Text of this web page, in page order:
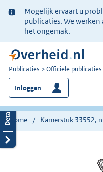
Ter
informatie:
Mogelijk ervaart u
publicaties. We werken
het ongemak.
U
bent
nu
hier:
Publicaties Officiële publicaties
Inloggen
Home Kamerstuk 33552,